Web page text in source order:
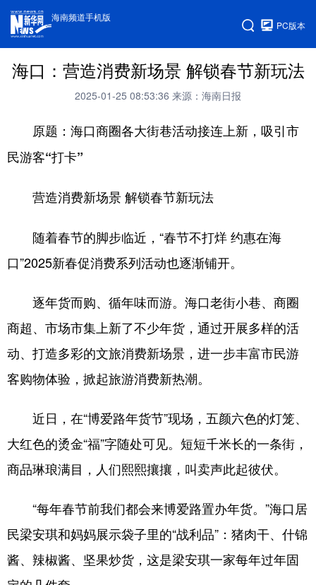
海南频道手机版
PC版本
海口：营造消费新场景 解锁春节新玩法
2025-01-25 08:53:36 来源：海南日报
原题：海口商圈各大街巷活动接连上新，吸引市
民游客“打卡”
营造消费新场景 解锁春节新玩法
随着春节的脚步临近，“春节不打烊 约惠在海
口”2025新春促消费系列活动也逐渐铺开。
逐年货而购、循年味而游。海口老街小巷、商圈
商超、市场市集上新了不少年货，通过开展多样的活
动、打造多彩的文旅消费新场景，进一步丰富市民游
客购物体验，掀起旅游消费新热潮。
近日，在“博爱路年货节”现场，五颜六色的灯笼、
大红色的烫金“福”字随处可见。短短千米长的一条街，
商品琳琅满目，人们熙熙攘攘，叫卖声此起彼伏。
“每年春节前我们都会来博爱路置办年货。”海口居
民梁安琪和妈妈展示袋子里的“战利品”：猪肉干、什锦
酱、辣椒酱、坚果炒货，这是梁安琪一家每年过年固